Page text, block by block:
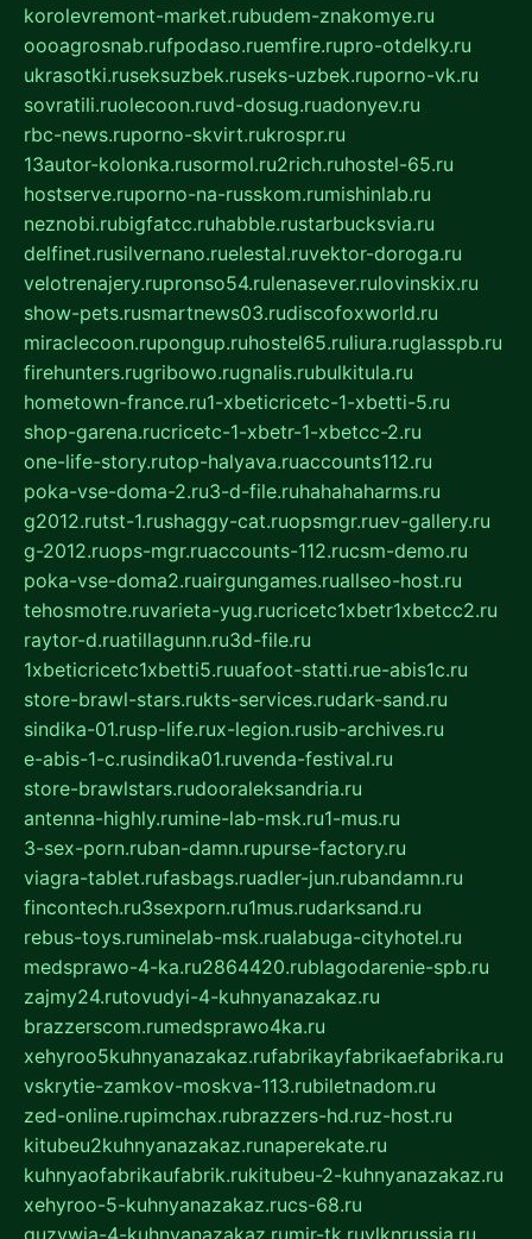
korolevremont-market.rubudem-znakomye.ru
oooagrosnab.rufpodaso.ruemfire.rupro-otdelky.ru
ukrasotki.ruseksuzbek.ruseks-uzbek.ruporno-vk.ru
sovratili.ruolecoon.ruvd-dosug.ruadonyev.ru
rbc-news.ruporno-skvirt.rukrospr.ru
13autor-kolonka.rusormol.ru2rich.ruhostel-65.ru
hostserve.ruporno-na-russkom.rumishinlab.ru
neznobi.rubigfatcc.ruhabble.rustarbucksvia.ru
delfinet.rusilvernano.ruelestal.ruvektor-doroga.ru
velotrenajery.rupronso54.rulenasever.rulovinskix.ru
show-pets.rusmartnews03.rudiscofoxworld.ru
miraclecoon.rupongup.ruhostel65.ruliura.ruglasspb.ru
firehunters.rugribowo.rugnalis.rubulkitula.ru
hometown-france.ru1-xbeticricetc-1-xbetti-5.ru
shop-garena.rucricetc-1-xbetr-1-xbetcc-2.ru
one-life-story.rutop-halyava.ruaccounts112.ru
poka-vse-doma-2.ru3-d-file.ruhahahaharms.ru
g2012.rutst-1.rushaggy-cat.ruopsmgr.ruev-gallery.ru
g-2012.ruops-mgr.ruaccounts-112.rucsm-demo.ru
poka-vse-doma2.ruairgungames.ruallseo-host.ru
tehosmotre.ruvarieta-yug.rucricetc1xbetr1xbetcc2.ru
raytor-d.ruatillagunn.ru3d-file.ru
1xbeticricetc1xbetti5.ruuafoot-statti.rue-abis1c.ru
store-brawl-stars.rukts-services.rudark-sand.ru
sindika-01.rusp-life.rux-legion.rusib-archives.ru
e-abis-1-c.rusindika01.ruvenda-festival.ru
store-brawlstars.rudooraleksandria.ru
antenna-highly.rumine-lab-msk.ru1-mus.ru
3-sex-porn.ruban-damn.rupurse-factory.ru
viagra-tablet.rufasbags.ruadler-jun.rubandamn.ru
fincontech.ru3sexporn.ru1mus.rudarksand.ru
rebus-toys.ruminelab-msk.rualabuga-cityhotel.ru
medsprawo-4-ka.ru2864420.rublagodarenie-spb.ru
zajmy24.rutovudyi-4-kuhnyanazakaz.ru
brazzerscom.rumedsprawo4ka.ru
xehyroo5kuhnyanazakaz.rufabrikayfabrikaefabrika.ru
vskrytie-zamkov-moskva-113.rubiletnadom.ru
zed-online.rupimchax.rubrazzers-hd.ruz-host.ru
kitubeu2kuhnyanazakaz.runaperekate.ru
kuhnyaofabrikaufabrik.rukitubeu-2-kuhnyanazakaz.ru
xehyroo-5-kuhnyanazakaz.rucs-68.ru